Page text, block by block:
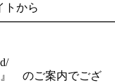
トから
のご案内でござ